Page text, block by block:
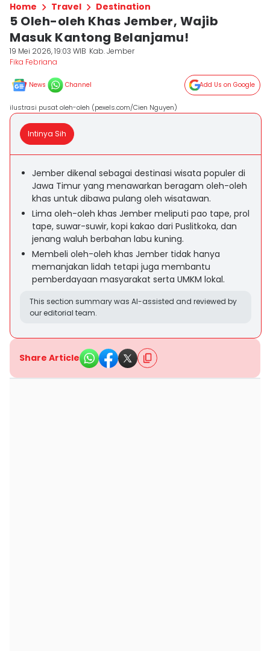
Home Travel Destination
5 Oleh-oleh Khas Jember, Wajib
Masuk Kantong Belanjamu!
19 Mei 2026, 19:03 WIB Kab. Jember
Fika Febriana
News Channel Add Us on Google
ilustrasi pusat oleh-oleh (pexels.com/Cien Nguyen)
Intinya Sih
Jember dikenal sebagai destinasi wisata populer di
Jawa Timur yang menawarkan beragam oleh-oleh
khas untuk dibawa pulang oleh wisatawan.
Lima oleh-oleh khas Jember meliputi pao tape, prol
tape, suwar-suwir, kopi kakao dari Puslitkoka, dan
jenang waluh berbahan labu kuning.
Membeli oleh-oleh khas Jember tidak hanya
memanjakan lidah tetapi juga membantu
pemberdayaan masyarakat serta UMKM lokal.
This section summary was AI-assisted and reviewed by
our editorial team.
Share Article